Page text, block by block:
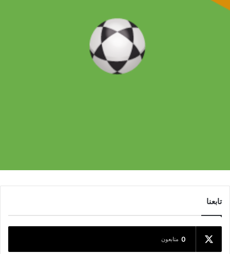
تابعنا
0 متابعون